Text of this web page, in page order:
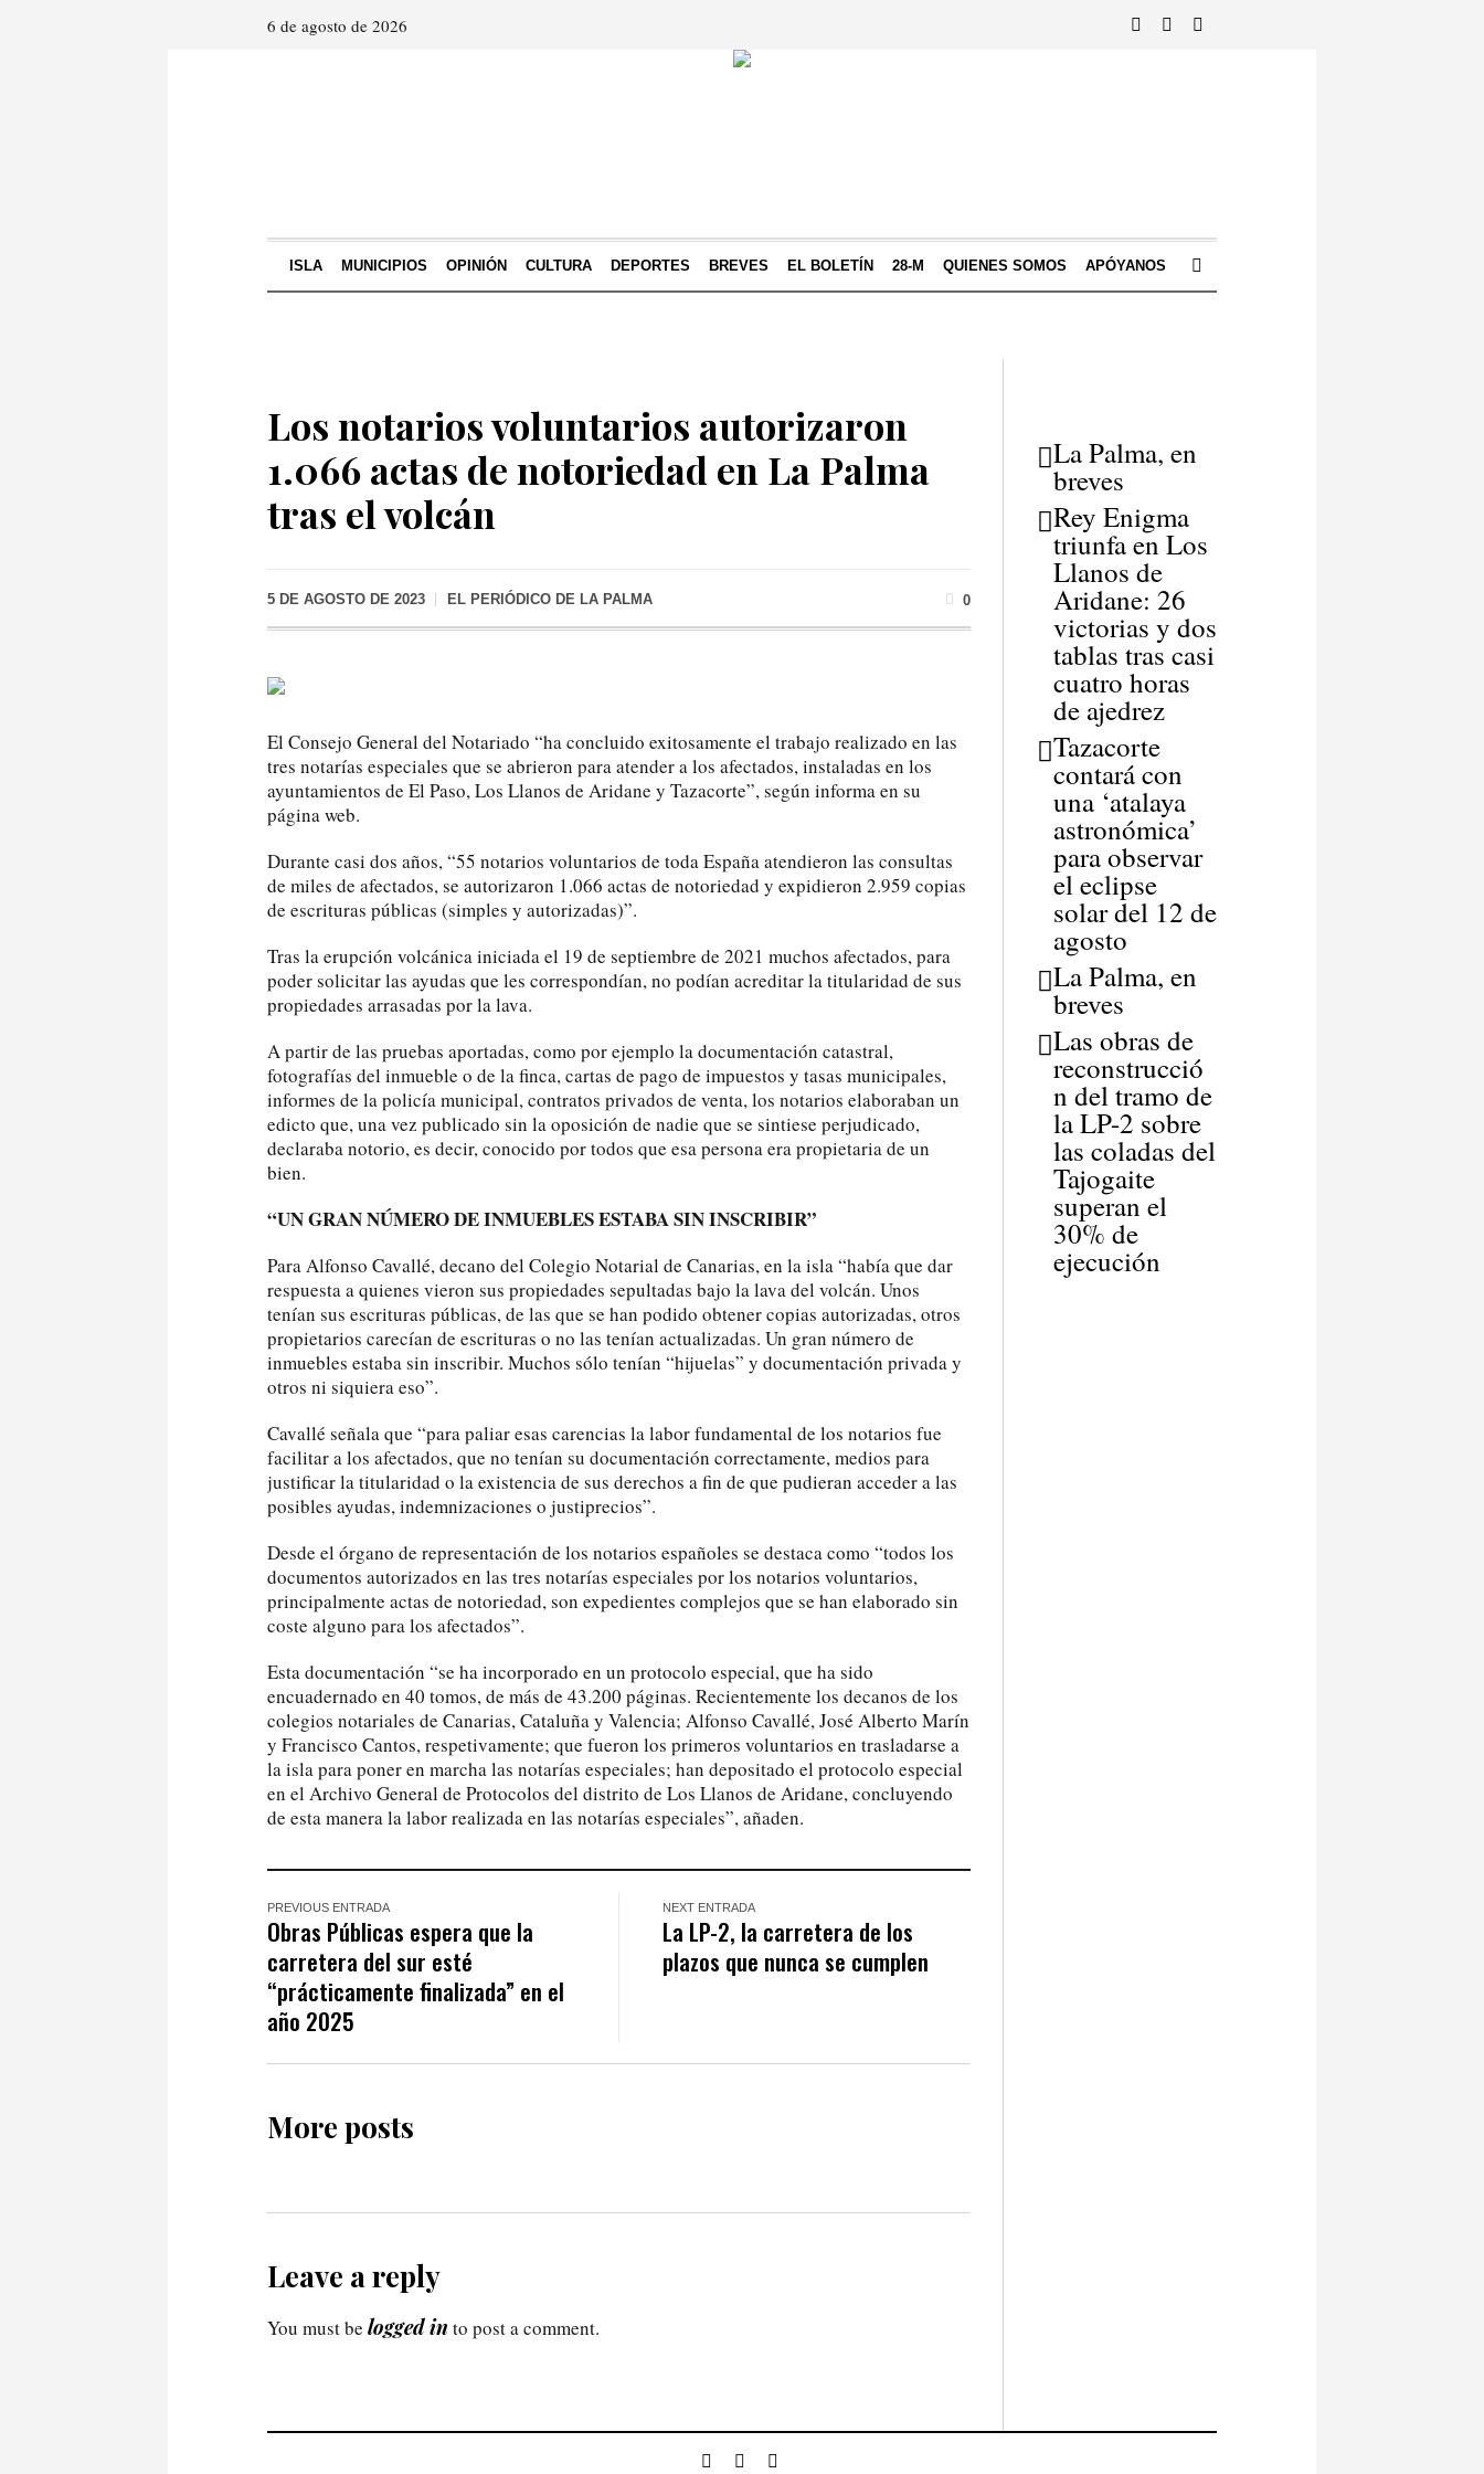
6 de agosto de 2026
ISLA MUNICIPIOS OPINIÓN CULTURA DEPORTES BREVES EL BOLETÍN 28-M QUIENES SOMOS APÓYANOS
Los notarios voluntarios autorizaron
1.066 actas de notoriedad en La Palma
tras el volcán
5 DE AGOSTO DE 2023 EL PERIÓDICO DE LA PALMA 0
El Consejo General del Notariado “ha concluido exitosamente el trabajo realizado en las
tres notarías especiales que se abrieron para atender a los afectados, instaladas en los
ayuntamientos de El Paso, Los Llanos de Aridane y Tazacorte”, según informa en su
página web.
Durante casi dos años, “55 notarios voluntarios de toda España atendieron las consultas
de miles de afectados, se autorizaron 1.066 actas de notoriedad y expidieron 2.959 copias
de escrituras públicas (simples y autorizadas)”.
Tras la erupción volcánica iniciada el 19 de septiembre de 2021 muchos afectados, para
poder solicitar las ayudas que les correspondían, no podían acreditar la titularidad de sus
propiedades arrasadas por la lava.
A partir de las pruebas aportadas, como por ejemplo la documentación catastral,
fotografías del inmueble o de la finca, cartas de pago de impuestos y tasas municipales,
informes de la policía municipal, contratos privados de venta, los notarios elaboraban un
edicto que, una vez publicado sin la oposición de nadie que se sintiese perjudicado,
declaraba notorio, es decir, conocido por todos que esa persona era propietaria de un
bien.
“UN GRAN NÚMERO DE INMUEBLES ESTABA SIN INSCRIBIR”
Para Alfonso Cavallé, decano del Colegio Notarial de Canarias, en la isla “había que dar
respuesta a quienes vieron sus propiedades sepultadas bajo la lava del volcán. Unos
tenían sus escrituras públicas, de las que se han podido obtener copias autorizadas, otros
propietarios carecían de escrituras o no las tenían actualizadas. Un gran número de
inmuebles estaba sin inscribir. Muchos sólo tenían “hijuelas” y documentación privada y
otros ni siquiera eso”.
Cavallé señala que “para paliar esas carencias la labor fundamental de los notarios fue
facilitar a los afectados, que no tenían su documentación correctamente, medios para
justificar la titularidad o la existencia de sus derechos a fin de que pudieran acceder a las
posibles ayudas, indemnizaciones o justiprecios”.
Desde el órgano de representación de los notarios españoles se destaca como “todos los
documentos autorizados en las tres notarías especiales por los notarios voluntarios,
principalmente actas de notoriedad, son expedientes complejos que se han elaborado sin
coste alguno para los afectados”.
Esta documentación “se ha incorporado en un protocolo especial, que ha sido
encuadernado en 40 tomos, de más de 43.200 páginas. Recientemente los decanos de los
colegios notariales de Canarias, Cataluña y Valencia; Alfonso Cavallé, José Alberto Marín
y Francisco Cantos, respetivamente; que fueron los primeros voluntarios en trasladarse a
la isla para poner en marcha las notarías especiales; han depositado el protocolo especial
en el Archivo General de Protocolos del distrito de Los Llanos de Aridane, concluyendo
de esta manera la labor realizada en las notarías especiales”, añaden.
PREVIOUS ENTRADA
Obras Públicas espera que la
carretera del sur esté
“prácticamente finalizada” en el
año 2025
NEXT ENTRADA
La LP-2, la carretera de los
plazos que nunca se cumplen
More posts
Leave a reply
You must be logged in to post a comment.
La Palma, en
breves
Rey Enigma
triunfa en Los
Llanos de
Aridane: 26
victorias y dos
tablas tras casi
cuatro horas
de ajedrez
Tazacorte
contará con
una ‘atalaya
astronómica’
para observar
el eclipse
solar del 12 de
agosto
La Palma, en
breves
Las obras de
reconstrucció
n del tramo de
la LP-2 sobre
las coladas del
Tajogaite
superan el
30% de
ejecución